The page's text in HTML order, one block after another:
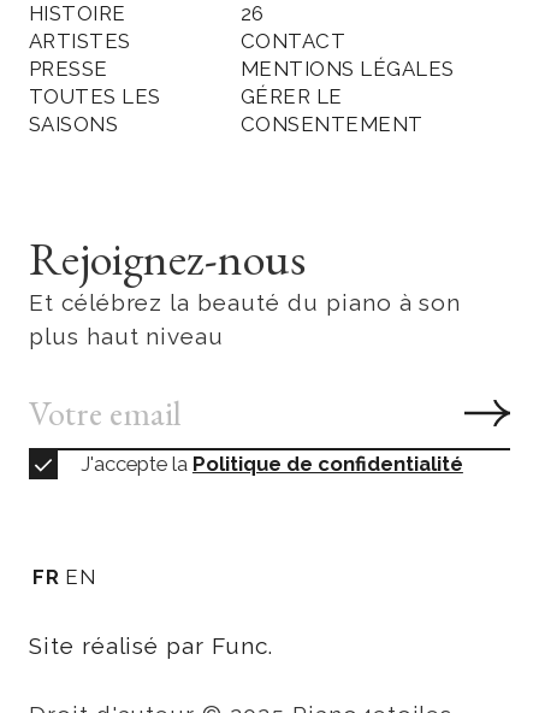
HISTOIRE
ARTISTES
PRESSE
TOUTES LES
SAISONS
26
CONTACT
MENTIONS LÉGALES
GÉRER LE
CONSENTEMENT
Rejoignez-nous
Et célébrez la beauté du piano à son
plus haut niveau
J'accepte la Politique de confidentialité
FR EN
Site réalisé par Func.